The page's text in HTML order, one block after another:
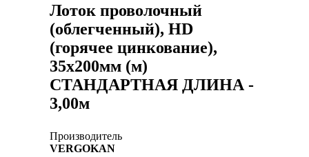
Лоток проволочный
(облегченный), HD
(горячее цинкование),
35х200мм (м)
СТАНДАРТНАЯ ДЛИНА -
3,00м
Производитель
VERGOKAN